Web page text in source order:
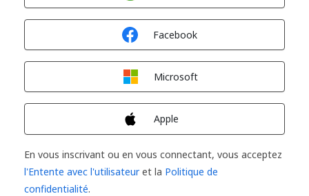
Facebook
Microsoft
Apple
En vous inscrivant ou en vous connectant, vous acceptez
l'Entente avec l'utilisateuret la Politique de
confidentialité.